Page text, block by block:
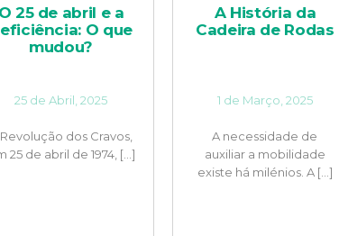
O 25 de abril e a
O que
mudou?
25 de Abril, 2025
dos Cravos,
25 de abril de 1974, [...]
A História da
Cadeira de Rodas
1 de Março, 2025
A necessidade de
auxiliar a mobilidade
existe há milénios. A [...]